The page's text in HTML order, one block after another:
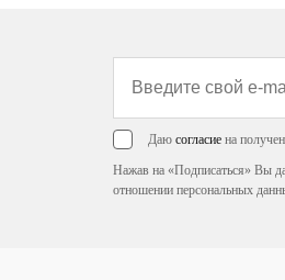
Даю согласиена
Нажав на «Подписаться» Вы
отношении персональных